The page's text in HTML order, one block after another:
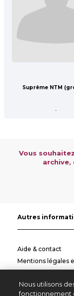
Suprême NTM
-
Vous
archive,
Autres
Aide & contact
Mentions légales
Informations
Nous utilisons
fonctionnement